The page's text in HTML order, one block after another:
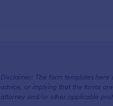
Disclaimer: The form templates
advice, or implying that the forms
attorney and/or other applicable